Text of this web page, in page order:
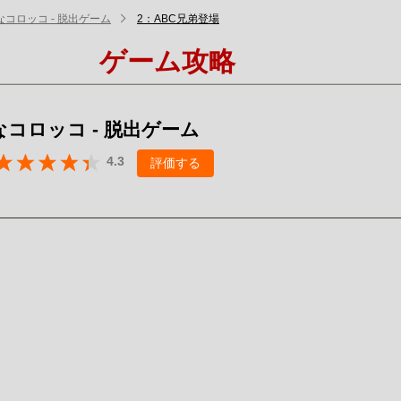
コロッコ - 脱出ゲーム 2：ABC兄弟登場
ゲーム攻略
コロッコ - 脱出ゲーム
4.3 評価する